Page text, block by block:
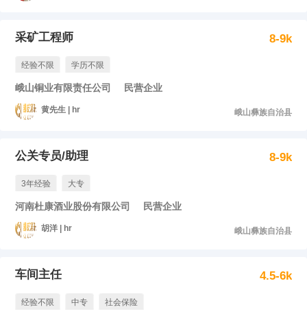
采矿工程师 8-9k
经验不限 学历不限
峨山铜业有限责任公司 民营企业
黄先生 | hr 峨山彝族自治县
公关专员/助理 8-9k
3年经验 大专
河南杜康酒业股份有限公司 民营企业
胡洋 | hr 峨山彝族自治县
车间主任 4.5-6k
经验不限 中专 社会保险